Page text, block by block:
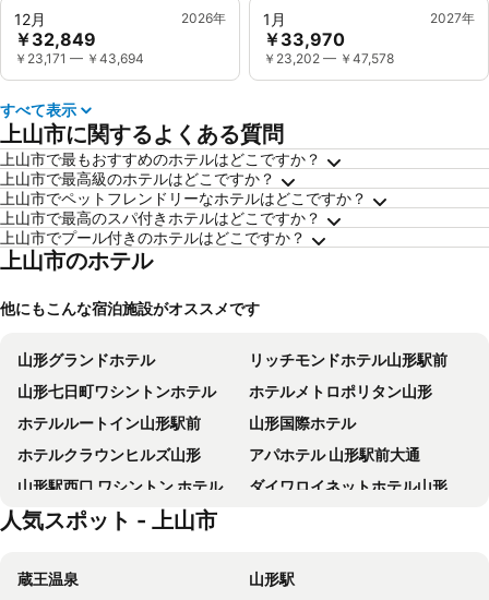
12月 2026年
￥32,849
￥23,171 — ￥43,694
1月 2027年
￥33,970
￥23,202 — ￥47,578
すべて表示
上山市に関するよくある質問
上山市で最もおすすめのホテルはどこですか？
上山市で最高級のホテルはどこですか？
上山市でペットフレンドリーなホテルはどこですか？
上山市で最高のスパ付きホテルはどこですか？
上山市でプール付きのホテルはどこですか？
上山市のホテル
他にもこんな宿泊施設がオススメです
山形グランドホテル
リッチモンドホテル山形駅前
山形七日町ワシントンホテル
ホテルメトロポリタン山形
ホテルルートイン山形駅前
山形国際ホテル
ホテルクラウンヒルズ山形
アパホテル 山形駅前大通
山形駅西口 ワシントン ホテル
ダイワロイネットホテル山形駅前
コンフォートホテル山形
東横INN 山形駅 西口
ホテルニュー最上屋
人気スポット - 上山市
蔵王温泉
山形駅